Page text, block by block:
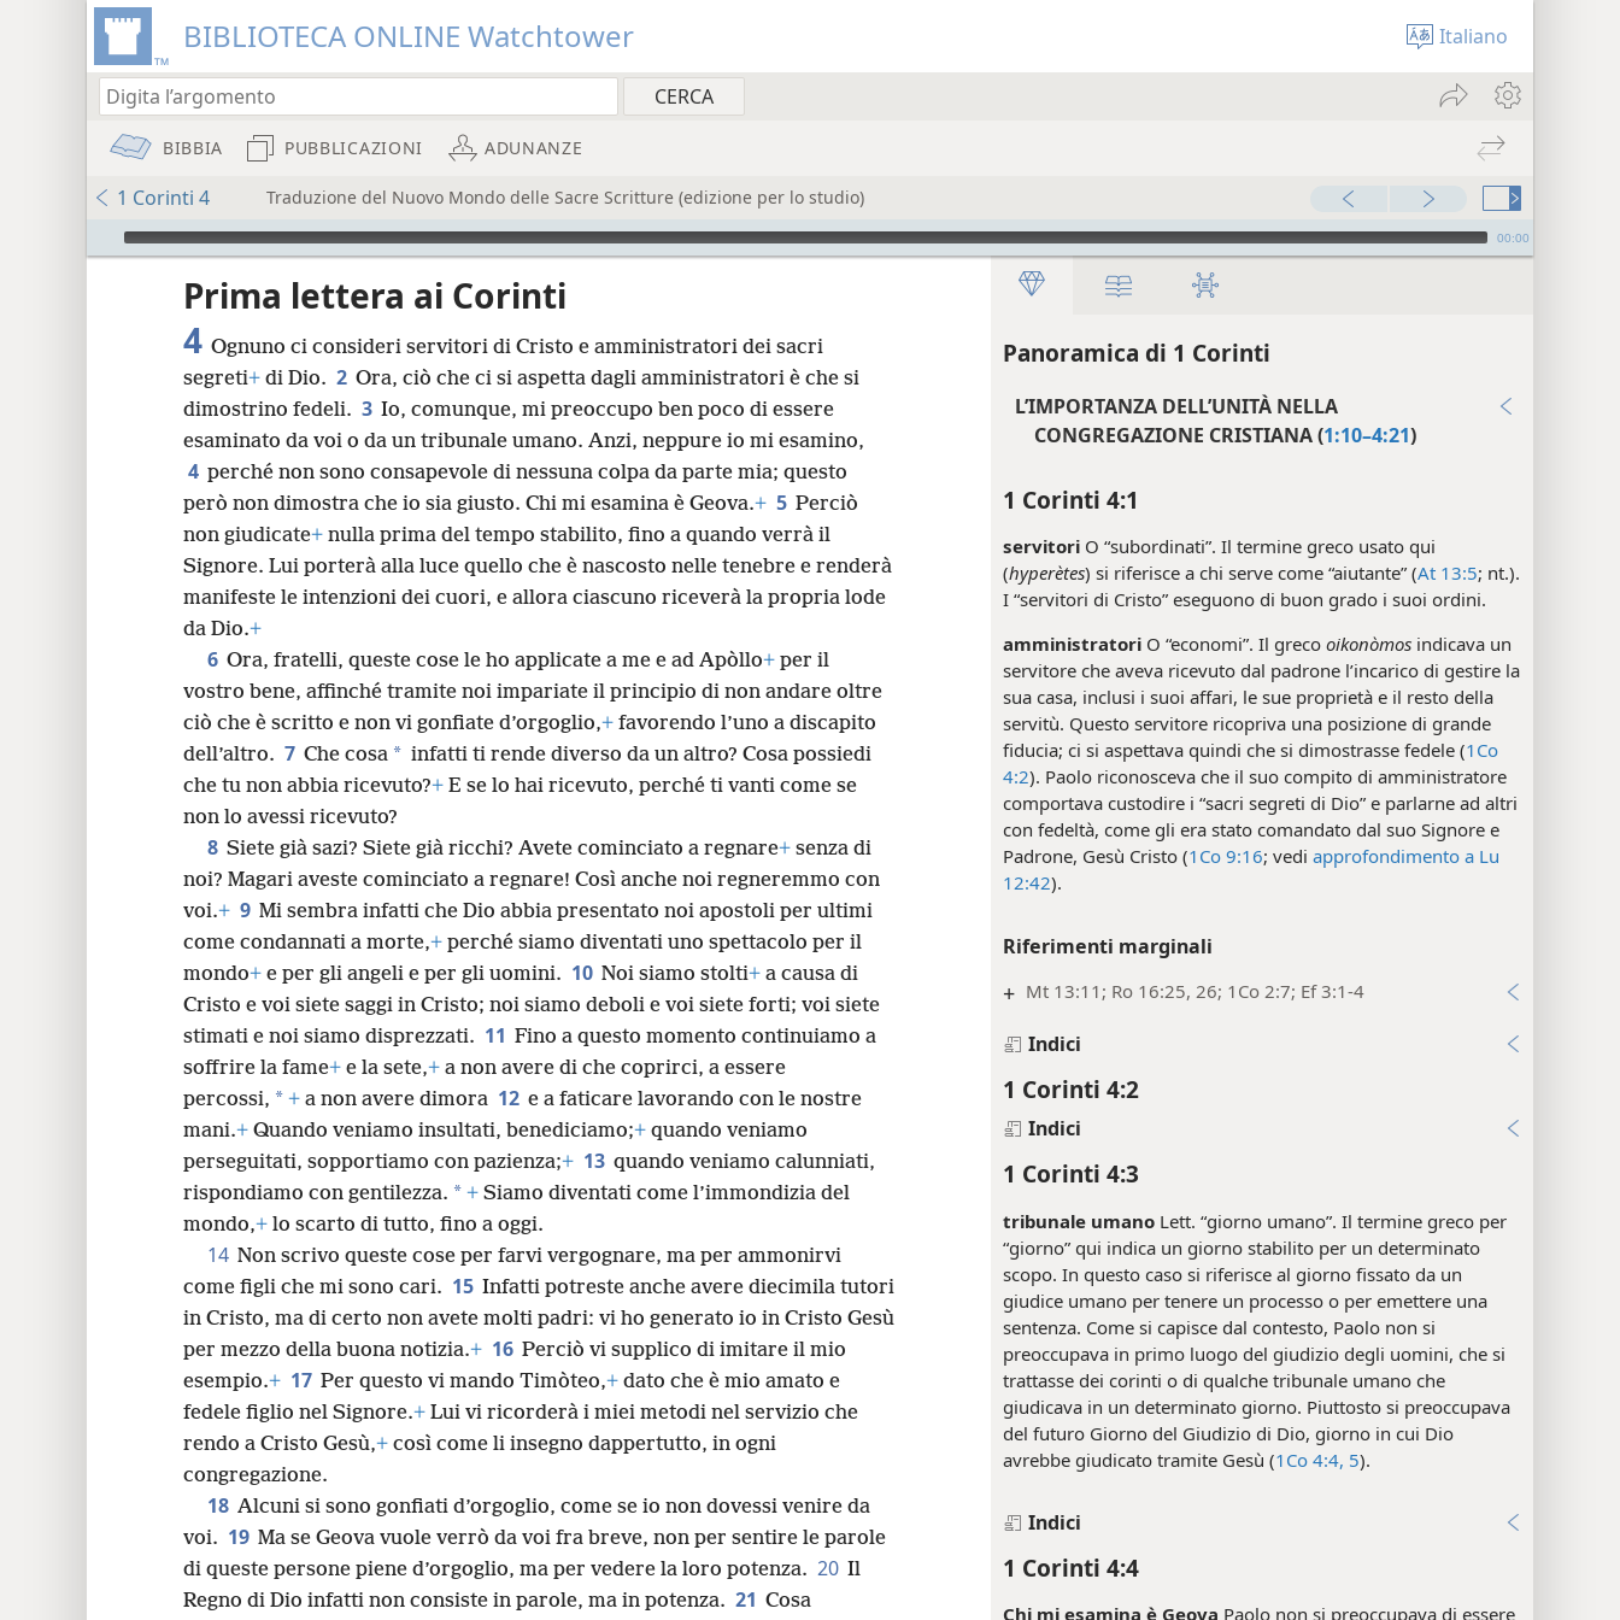
BIBLIOTECA ONLINE Watchtower Italiano
BIBBIA PUBBLICAZIONI ADUNANZE
1 Corinti 4 Traduzione del Nuovo Mondo delle Sacre Scritture (edizione per lo studio)
Audio Player 00:00
Panoramica di 1 Corinti
L’IMPORTANZA DELL’UNITÀ NELLA
CONGREGAZIONE CRISTIANA (1:10–4:21)
1 Corinti 4:1
servitori O “subordinati”. Il termine greco usato qui
(hyperètes) si riferisce a chi serve come “aiutante” (At 13:5; nt.).
I “servitori di Cristo” eseguono di buon grado i suoi ordini.
amministratori O “economi”. Il greco oikonòmos indicava un
servitore che aveva ricevuto dal padrone l’incarico di gestire la
sua casa, inclusi i suoi affari, le sue proprietà e il resto della
servitù. Questo servitore ricopriva una posizione di grande
fiducia; ci si aspettava quindi che si dimostrasse fedele (1Co
4:2). Paolo riconosceva che il suo compito di amministratore
comportava custodire i “sacri segreti di Dio” e parlarne ad altri
con fedeltà, come gli era stato comandato dal suo Signore e
Padrone, Gesù Cristo (1Co 9:16; vedi approfondimento a Lu
12:42).
Riferimenti marginali
+ Mt 13:11; Ro 16:25, 26; 1Co 2:7; Ef 3:1-4
Indici
1 Corinti 4:2
Indici
1 Corinti 4:3
tribunale umano Lett. “giorno umano”. Il termine greco per
“giorno” qui indica un giorno stabilito per un determinato
scopo. In questo caso si riferisce al giorno fissato da un
giudice umano per tenere un processo o per emettere una
sentenza. Come si capisce dal contesto, Paolo non si
preoccupava in primo luogo del giudizio degli uomini, che si
trattasse dei corinti o di qualche tribunale umano che
giudicava in un determinato giorno. Piuttosto si preoccupava
del futuro Giorno del Giudizio di Dio, giorno in cui Dio
avrebbe giudicato tramite Gesù (1Co 4:4, 5).
Indici
1 Corinti 4:4
Chi mi esamina è Geova Paolo non si preoccupava di essere
Prima lettera ai Corinti
4 Ognuno ci consideri servitori di Cristo e amministratori dei sacri
segreti+ di Dio. 2 Ora, ciò che ci si aspetta dagli amministratori è che si
dimostrino fedeli. 3 Io, comunque, mi preoccupo ben poco di essere
esaminato da voi o da un tribunale umano. Anzi, neppure io mi esamino,
4 perché non sono consapevole di nessuna colpa da parte mia; questo
però non dimostra che io sia giusto. Chi mi esamina è Geova.+ 5 Perciò
non giudicate+ nulla prima del tempo stabilito, fino a quando verrà il
Signore. Lui porterà alla luce quello che è nascosto nelle tenebre e renderà
manifeste le intenzioni dei cuori, e allora ciascuno riceverà la propria lode
da Dio.+
6 Ora, fratelli, queste cose le ho applicate a me e ad Apòllo+ per il
vostro bene, affinché tramite noi impariate il principio di non andare oltre
ciò che è scritto e non vi gonfiate d’orgoglio,+ favorendo l’uno a discapito
dell’altro. 7 Che cosa * infatti ti rende diverso da un altro? Cosa possiedi
che tu non abbia ricevuto?+ E se lo hai ricevuto, perché ti vanti come se
non lo avessi ricevuto?
8 Siete già sazi? Siete già ricchi? Avete cominciato a regnare+ senza di
noi? Magari aveste cominciato a regnare! Così anche noi regneremmo con
voi.+ 9 Mi sembra infatti che Dio abbia presentato noi apostoli per ultimi
come condannati a morte,+ perché siamo diventati uno spettacolo per il
mondo+ e per gli angeli e per gli uomini. 10 Noi siamo stolti+ a causa di
Cristo e voi siete saggi in Cristo; noi siamo deboli e voi siete forti; voi siete
stimati e noi siamo disprezzati. 11 Fino a questo momento continuiamo a
soffrire la fame+ e la sete,+ a non avere di che coprirci, a essere
percossi, * + a non avere dimora 12 e a faticare lavorando con le nostre
mani.+ Quando veniamo insultati, benediciamo;+ quando veniamo
perseguitati, sopportiamo con pazienza;+ 13 quando veniamo calunniati,
rispondiamo con gentilezza. * + Siamo diventati come l’immondizia del
mondo,+ lo scarto di tutto, fino a oggi.
14 Non scrivo queste cose per farvi vergognare, ma per ammonirvi
come figli che mi sono cari. 15 Infatti potreste anche avere diecimila tutori
in Cristo, ma di certo non avete molti padri: vi ho generato io in Cristo Gesù
per mezzo della buona notizia.+ 16 Perciò vi supplico di imitare il mio
esempio.+ 17 Per questo vi mando Timòteo,+ dato che è mio amato e
fedele figlio nel Signore.+ Lui vi ricorderà i miei metodi nel servizio che
rendo a Cristo Gesù,+ così come li insegno dappertutto, in ogni
congregazione.
18 Alcuni si sono gonfiati d’orgoglio, come se io non dovessi venire da
voi. 19 Ma se Geova vuole verrò da voi fra breve, non per sentire le parole
di queste persone piene d’orgoglio, ma per vedere la loro potenza. 20 Il
Regno di Dio infatti non consiste in parole, ma in potenza. 21 Cosa